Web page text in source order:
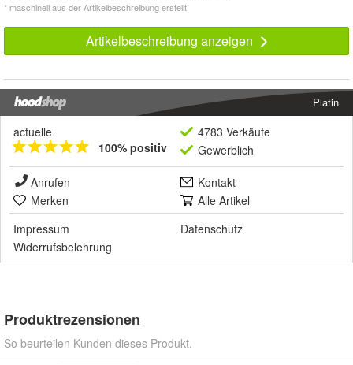
* maschinell aus der Artikelbeschreibung erstellt
Artikelbeschreibung anzeigen
Platin
actuelle
100% positiv
4783 Verkäufe
Gewerblich
Anrufen
Kontakt
Merken
Alle Artikel
Impressum
Datenschutz
Widerrufsbelehrung
Produktrezensionen
So beurteilen Kunden dieses Produkt.